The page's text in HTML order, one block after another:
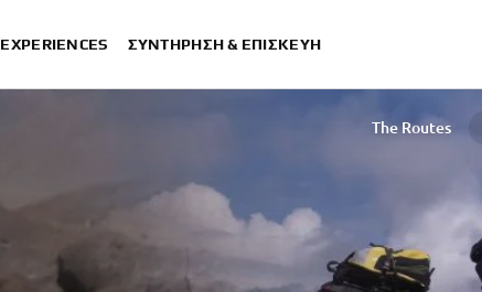
EXPERIENCES ΣΥΝΤΉΡΗΣΗ & ΕΠΙΣΚΕΥΉ
The Routes